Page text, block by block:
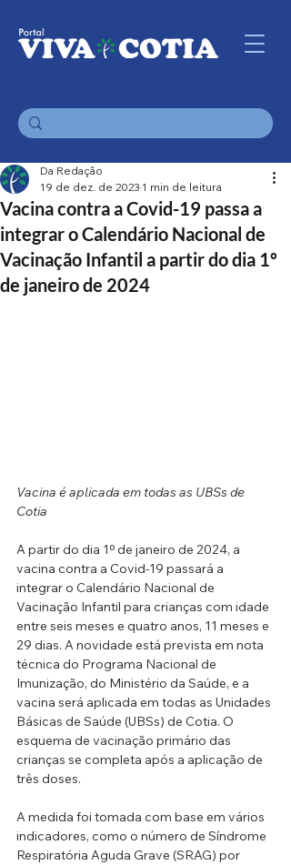
Vacina contra a Covid-19 passa a
integrar o Calendário Nacional de
Vacinação Infantil a partir do dia 1º
de janeiro de 2024
Da Redação
19 de dez. de 2023 1 min de leitura
Vacina é aplicada em todas as UBSs de
Cotia
A partir do dia 1º de janeiro de 2024, a
vacina contra a Covid-19 passará a
integrar o Calendário Nacional de
Vacinação Infantil para crianças com idade
entre seis meses e quatro anos, 11 meses e
29 dias. A novidade está prevista em nota
técnica do Programa Nacional de
Imunização, do Ministério da Saúde, e a
vacina será aplicada em todas as Unidades
Básicas de Saúde (UBSs) de Cotia. O
esquema de vacinação primário das
crianças se completa após a aplicação de
três doses.
A medida foi tomada com base em vários
indicadores, como o número de Síndrome
Respiratória Aguda Grave (SRAG) por